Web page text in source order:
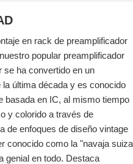
en rack de preamplificador
popular preamplificador
se ha convertido en un
última década y es conocido
basada en IC, al mismo tiempo
y colorido a través de
de enfoques de diseño vintage
conocido como la "navaja suiza
genial en todo. Destaca